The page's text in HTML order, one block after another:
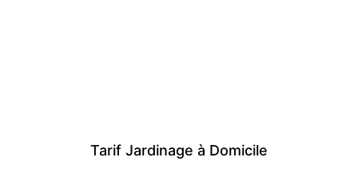
Tarif Jardinage à Domicile